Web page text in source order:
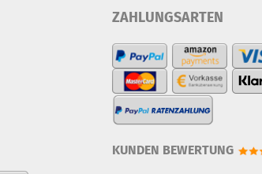
ZAHLUNGSARTEN
KUNDEN BEWERTUNG